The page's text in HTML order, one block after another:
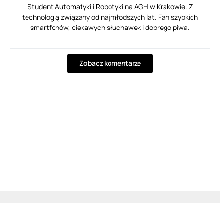
Student Automatyki i Robotyki na AGH w Krakowie. Z
technologią związany od najmłodszych lat. Fan szybkich
smartfonów, ciekawych słuchawek i dobrego piwa.
Zobacz komentarze